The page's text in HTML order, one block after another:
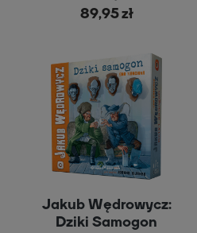
89,95 zł
Jakub Wędrowycz:
Dziki Samogon